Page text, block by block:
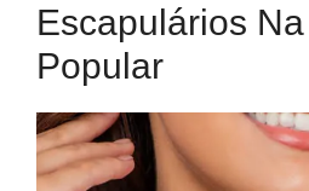
Escapulários
Popular